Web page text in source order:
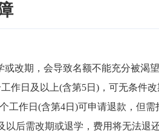
或改期，会导致名额不能充分被渴
作日及以上(含第5日)，可无条件
工作日(含第4日)可申请退款，但
以后需改期或退学，费用将无法退